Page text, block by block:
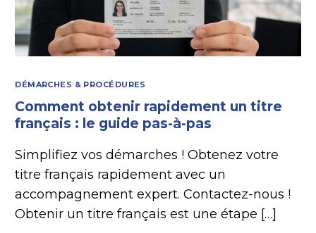
DÉMARCHES & PROCÉDURES
Comment obtenir rapidement un titre
français : le guide pas-à-pas
Simplifiez vos démarches ! Obtenez votre
titre français rapidement avec un
accompagnement expert. Contactez-nous !
Obtenir un titre français est une étape […]